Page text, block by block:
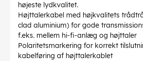
højeste lydkvalitet.
Højttalerkabel med højkvalitets
clad aluminium) for gode
f.eks. mellem hi-fi-anlæg og højttaler
Polaritetsmarkering for korrekt
kabelføring af højttalerkablet